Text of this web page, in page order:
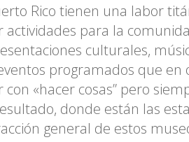
Rico tienen una labor
para la
culturales,
programados que en
«hacer cosas” pero
donde están las
general de estos